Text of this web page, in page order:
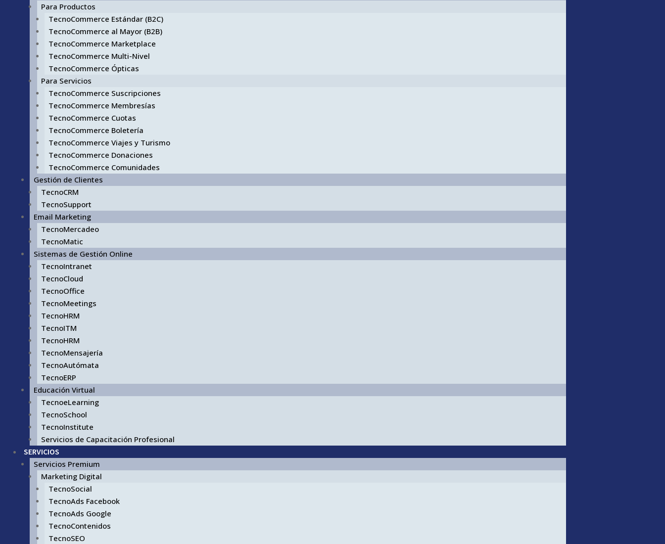
Para Productos
TecnoCommerce Estándar (B2C)
TecnoCommerce al Mayor (B2B)
TecnoCommerce Marketplace
TecnoCommerce Multi-Nivel
TecnoCommerce Ópticas
Para Servicios
TecnoCommerce Suscripciones
TecnoCommerce Membresías
TecnoCommerce Cuotas
TecnoCommerce Boletería
TecnoCommerce Viajes y Turismo
TecnoCommerce Donaciones
TecnoCommerce Comunidades
Gestión de Clientes
TecnoCRM
TecnoSupport
Email Marketing
TecnoMercadeo
TecnoMatic
Sistemas de Gestión Online
TecnoIntranet
TecnoCloud
TecnoOffice
TecnoMeetings
TecnoHRM
TecnoITM
TecnoHRM
TecnoMensajería
TecnoAutómata
TecnoERP
Educación Virtual
TecnoeLearning
TecnoSchool
TecnoInstitute
Servicios de Capacitación Profesional
SERVICIOS
Servicios Premium
Marketing Digital
TecnoSocial
TecnoAds Facebook
TecnoAds Google
TecnoContenidos
TecnoSEO